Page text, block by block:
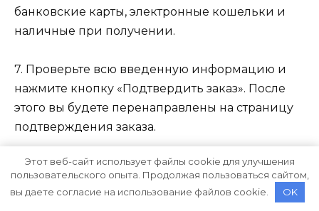
банковские карты, электронные кошельки и
наличные при получении.
7. Проверьте всю введенную информацию и
нажмите кнопку «Подтвердить заказ». После
этого вы будете перенаправлены на страницу
подтверждения заказа.
8. Ваш заказ будет обработан в ближайшее
время, и наш менеджер свяжется с вами для
подтверждения деталей доставки и оплаты.
Этот веб-сайт использует файлы cookie для улучшения
пользовательского опыта. Продолжая пользоваться сайтом,
вы даете согласие на использование файлов cookie.
OK